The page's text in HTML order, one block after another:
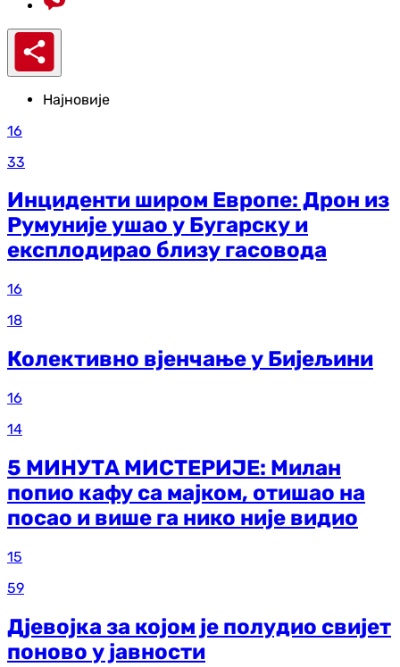
Најновије
16
33
Инциденти широм Европе: Дрон из
Румуније ушао у Бугарску и
експлодирао близу гасовода
16
18
Колективно вјенчање у Бијељини
16
14
5 МИНУТА МИСТЕРИЈЕ: Милан
попио кафу са мајком, отишао на
посао и више га нико није видио
15
59
Дјевојка за којом је полудио свијет
поново у јавности